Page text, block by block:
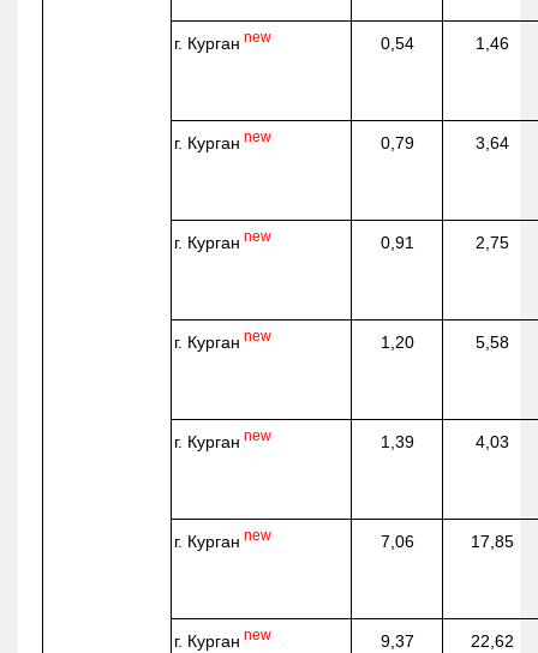
г. Курган new 0,54 1,46
г. Курган new 0,79 3,64
г. Курган new 0,91 2,75
г. Курган new 1,20 5,58
г. Курган new 1,39 4,03
г. Курган new 7,06 17,85
г. Курган new 9,37 22,62